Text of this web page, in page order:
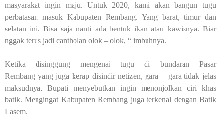
masyarakat ingin maju. Untuk 2020, kami akan bangun tugu
perbatasan masuk Kabupaten Rembang. Yang barat, timur dan
selatan ini. Bisa saja nanti ada bentuk ikan atau kawisnya. Biar
nggak terus jadi cantholan olok – olok, “ imbuhnya.
Ketika disinggung mengenai tugu di bundaran Pasar
Rembang yang juga kerap disindir netizen, gara – gara tidak jelas
maksudnya, Bupati menyebutkan ingin menonjolkan ciri khas
batik. Mengingat Kabupaten Rembang juga terkenal dengan Batik
Lasem.